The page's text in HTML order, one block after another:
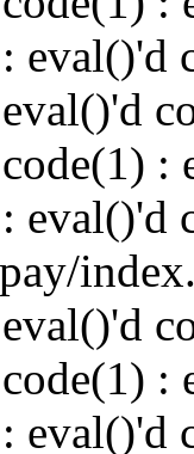
eval()'d
:
eval()'d
:
eval()'d